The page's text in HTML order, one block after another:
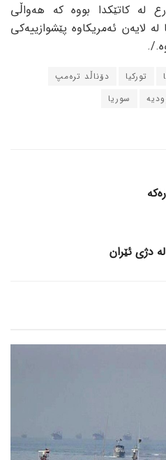
لە کاتێکدا بووە کە هەواڵی
لایەن ئەمریکاوە پێشوازییەکی
.
تورکیا
دۆناڵد ترەمپ
سوریا
دژی ئێران